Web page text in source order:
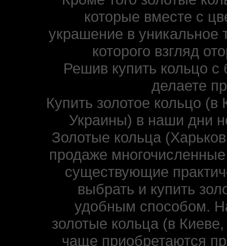
которые вместе с
украшение в уникальное
которого взгляд
Решив купить кольцо
делаете
Купить золотое кольцо
Украины) в наши дни
Золотые кольца
продаже
существующие
выбрать и купить
удобным способом.
золотые кольца (в
чаще приобретаются